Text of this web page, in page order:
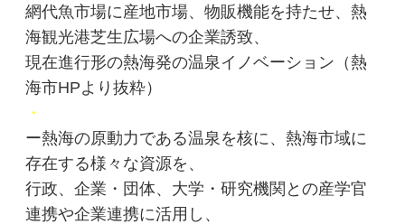
網代魚市場に産地市場、物販機能を持たせ、熱
海観光港芝生広場への企業誘致、
現在進行形の熱海発の温泉イノベーション（熱
海市HPより抜粋）
・
ー熱海の原動力である温泉を核に、熱海市域に
存在する様々な資源を、
行政、企業・団体、大学・研究機関との産学官
連携や企業連携に活用し、